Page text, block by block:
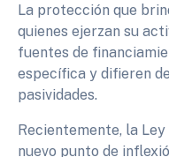
La protección que
quienes ejerzan su
fuentes de
específica y difieren
pasividades.
Recientemente, la Ley
nuevo punto de